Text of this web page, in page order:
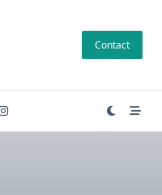
Contact